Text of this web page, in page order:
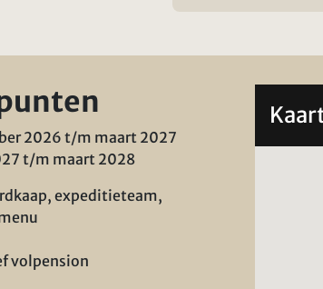
2026 t/m maart 2027
t/m maart 2028
expeditieteam,
volpension